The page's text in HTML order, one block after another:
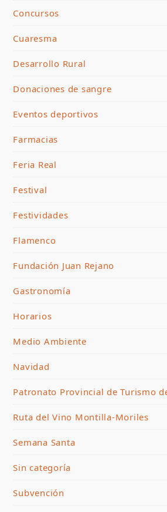
Concursos
Cuaresma
Desarrollo Rural
Donaciones de sangre
Eventos deportivos
Farmacias
Feria Real
Festival
Festividades
Flamenco
Fundación Juan Rejano
Gastronomía
Horarios
Medio Ambiente
Navidad
Patronato Provincial de Turismo
Ruta del Vino Montilla-Moriles
Semana Santa
Sin categoría
Subvención